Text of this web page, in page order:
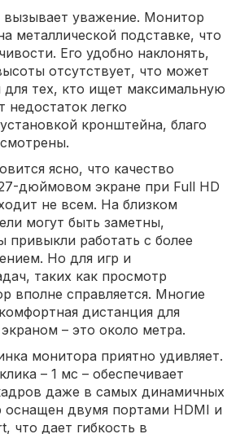
вызывает уважение. Монитор
металлической подставке, что
Его удобно наклонять,
отсутствует, что может
для тех, кто ищет максимальную
недостаток легко
кронштейна, благо
ясно, что качество
дюймовом экране при Full HD
не всем. На близком
могут быть заметны,
привыкли работать с более
Но для игр и
таких как просмотр
вполне справляется. Многие
дистанция для
– это около метра.
монитора приятно удивляет.
– 1 мс – обеспечивает
даже в самых динамичных
оснащен двумя портами HDMI и
что дает гибкость в